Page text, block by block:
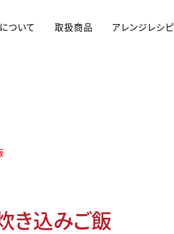
ついて 取扱商品 アレンジレシピ
き込みご飯